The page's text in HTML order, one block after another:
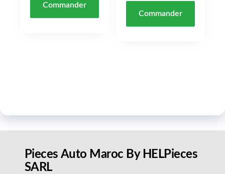
Commander
Commander
Pieces Auto Maroc By HELPieces
SARL